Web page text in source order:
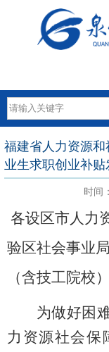
福建省人力资源
业生求职创业补
时间
各设区市人力
验区社会事业
（含技工院校
为做好困
力资源社会保